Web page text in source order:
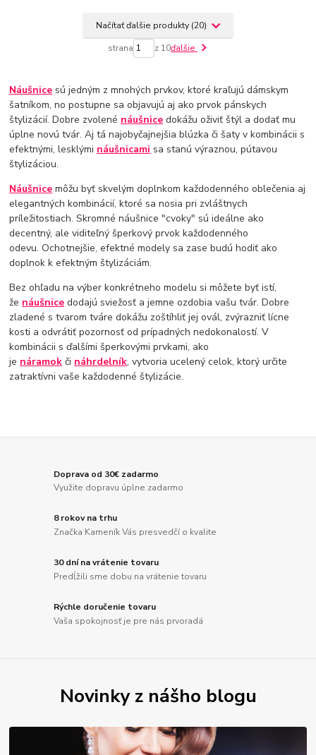
Načítať ďalšie produkty (20)
strana z 10ďalšie
Náušnice sú jedným z mnohých prvkov, ktoré kraľujú dámskym
šatníkom, no postupne sa objavujú aj ako prvok pánskych
štylizácií. Dobre zvolené náušnice dokážu oživiť štýl a dodať mu
úplne novú tvár. Aj tá najobyčajnejšia blúzka či šaty v kombinácii s
efektnými, lesklými náušnicami sa stanú výraznou, pútavou
štylizáciou.
Náušnice môžu byť skvelým doplnkom každodenného oblečenia aj
elegantných kombinácií, ktoré sa nosia pri zvláštnych
príležitostiach. Skromné ​​náušnice "cvoky" sú ideálne ako
decentný, ale viditeľný šperkový prvok každodenného
odevu. Ochotnejšie, efektné modely sa zase budú hodiť ako
doplnok k efektným štylizáciám.
Bez ohľadu na výber konkrétneho modelu si môžete byť istí,
že náušnice dodajú sviežosť a jemne ozdobia vašu tvár. Dobre
zladené s tvarom tváre dokážu zoštíhliť jej ovál, zvýrazniť lícne
kosti a odvrátiť pozornosť od prípadných nedokonalostí. V
kombinácii s ďalšími šperkovými prvkami, ako
je náramok či náhrdelník, vytvoria ucelený celok, ktorý určite
zatraktívni vaše každodenné štylizácie.
Doprava od 30€ zadarmo
Využite dopravu úplne zadarmo
8 rokov na trhu
Značka Kameník Vás presvedčí o kvalite
30 dní na vrátenie tovaru
Predĺžili sme dobu na vrátenie tovaru
Rýchle doručenie tovaru
Vaša spokojnosť je pre nás prvoradá
Novinky z nášho blogu